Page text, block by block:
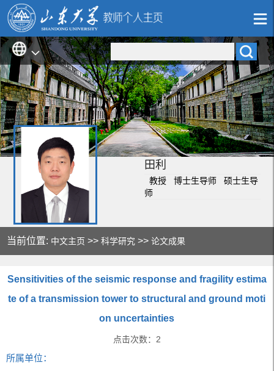
田利
教授 博士生导师 硕士生导
师
当前位置: 中文主页 >>科学研究 >>论文成果
Sensitivities of the seismic response and fragility estima
te of a transmission tower to structural and ground moti
on uncertainties
点击次数： 2
所属单位：